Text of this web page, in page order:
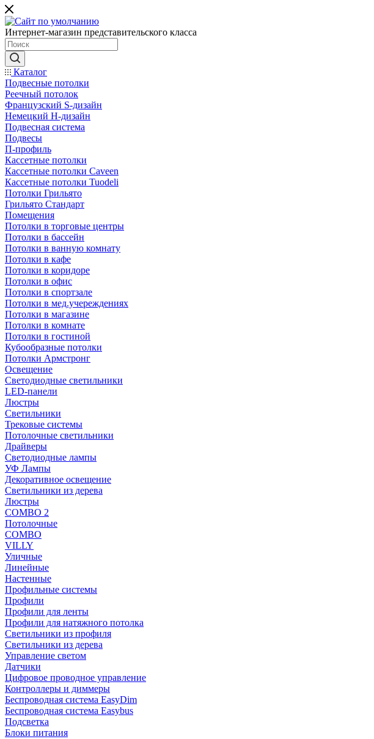
Интернет-магазин представительского класса
Каталог
Подвесные потолки
Реечный потолок
Французский S-дизайн
Немецкий H-дизайн
Подвесная система
Подвесы
П-профиль
Кассетные потолки
Кассетные потолки Caveen
Кассетные потолки Tuodeli
Потолки Грильято
Грильято Стандарт
Помещения
Потолки в торговые центры
Потолки в бассейн
Потолки в ванную комнату
Потолки в кафе
Потолки в коридоре
Потолки в офис
Потолки в спортзале
Потолки в мед.учереждениях
Потолки в магазине
Потолки в комнате
Потолки в гостиной
Кубообразные потолки
Потолки Армстронг
Освещение
Светодиодные светильники
LED-панели
Люстры
Светильники
Трековые системы
Потолочные светильники
Драйверы
Светодиодные лампы
УФ Лампы
Декоративное освещение
Светильники из дерева
Люстры
COMBO 2
Потолочные
COMBO
VILLY
Уличные
Линейные
Настенные
Профильные системы
Профили
Профили для ленты
Профили для натяжного потолка
Светильники из профиля
Светильники из дерева
Управление светом
Датчики
Цифровое проводное управление
Контроллеры и диммеры
Беспроводная система EasyDim
Беспроводная система Easybus
Подсветка
Блоки питания